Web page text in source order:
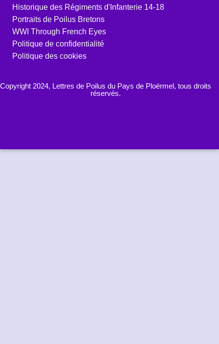
Historique des Régiments d'Infanterie 14-18
Portraits de Poilus Bretons
WWI Through French Eyes
Politique de confidentialité
Politique des cookies
Copyright 2024, Lettres de Poilus du Pays de Ploërmel, tous droits
réservés.